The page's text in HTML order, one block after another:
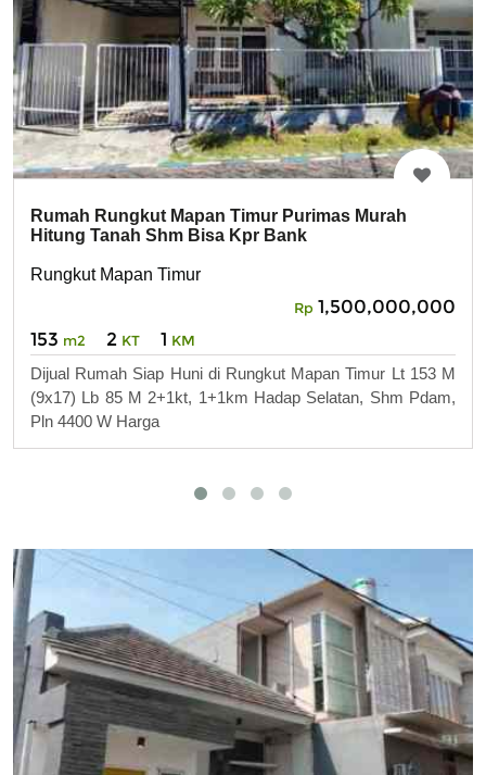
Rumah Rungkut Mapan Timur Purimas Murah
Hitung Tanah Shm Bisa Kpr Bank
Rungkut Mapan Timur
Rp 1,500,000,000
153 m2 2 KT 1 KM
Dijual Rumah Siap Huni di Rungkut Mapan Timur Lt 153 M
(9x17) Lb 85 M 2+1kt, 1+1km Hadap Selatan, Shm Pdam,
Pln 4400 W Harga